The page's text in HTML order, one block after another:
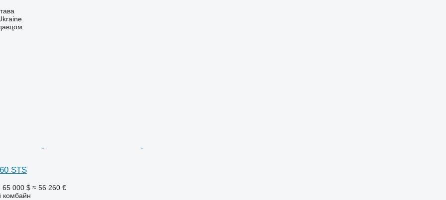
STS
65 000 $ ≈ 56 260 €
комбайн